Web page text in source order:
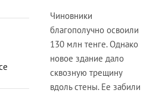
Чиновники
благополучно освоили
130 млн тенге. Однако
новое здание дало
сквозную трещину
вдоль стены. Ее забили